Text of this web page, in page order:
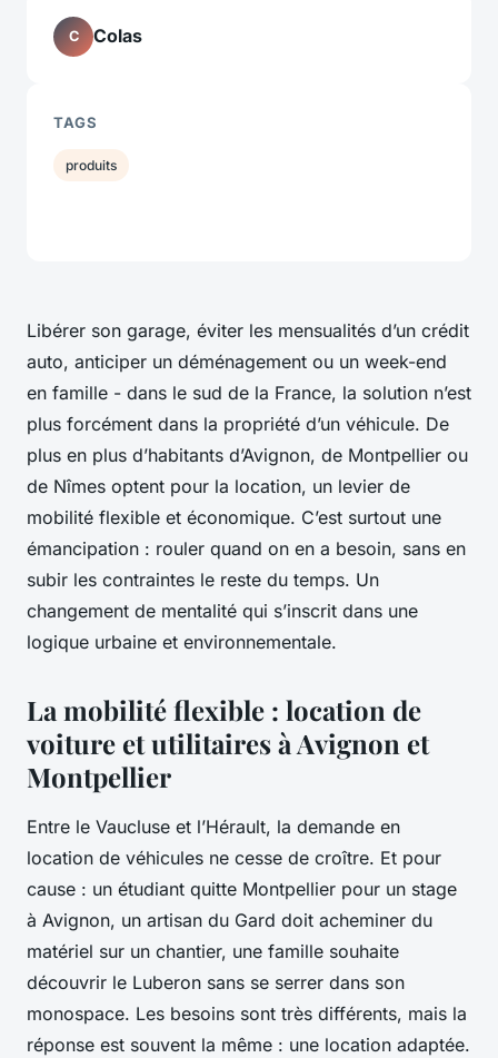
Libérer son garage, éviter les mensualités d’un crédit
auto, anticiper un déménagement ou un week-end
en famille - dans le sud de la France, la solution n’est
plus forcément dans la propriété d’un véhicule. De
plus en plus d’habitants d’Avignon, de Montpellier ou
de Nîmes optent pour la location, un levier de
mobilité flexible et économique. C’est surtout une
émancipation : rouler quand on en a besoin, sans en
subir les contraintes le reste du temps. Un
changement de mentalité qui s’inscrit dans une
logique urbaine et environnementale.
La mobilité flexible : location de
voiture et utilitaires à Avignon et
Montpellier
Entre le Vaucluse et l’Hérault, la demande en
location de véhicules ne cesse de croître. Et pour
cause : un étudiant quitte Montpellier pour un stage
à Avignon, un artisan du Gard doit acheminer du
matériel sur un chantier, une famille souhaite
découvrir le Luberon sans se serrer dans son
monospace. Les besoins sont très différents, mais la
réponse est souvent la même : une location adaptée.
C Colas
TAGS
produits